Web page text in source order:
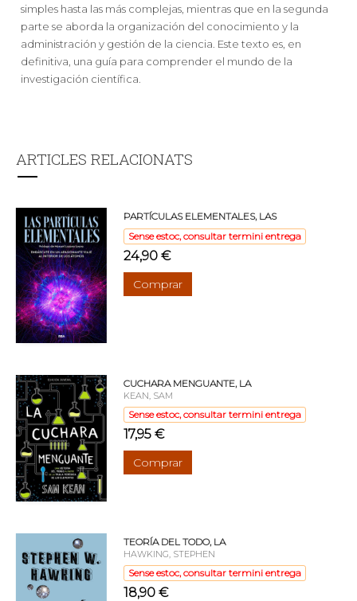
simples hasta las más complejas, mientras que en la segunda
parte se aborda la organización del conocimiento y la
administración y gestión de la ciencia. Este texto es, en
definitiva, una guía para comprender el mundo de la
investigación científica.
ARTICLES RELACIONATS
PARTÍCULAS ELEMENTALES, LAS
Sense estoc, consultar termini entrega
24,90 €
Comprar
CUCHARA MENGUANTE, LA
KEAN, SAM
Sense estoc, consultar termini entrega
17,95 €
Comprar
TEORÍA DEL TODO, LA
HAWKING, STEPHEN
Sense estoc, consultar termini entrega
18,90 €